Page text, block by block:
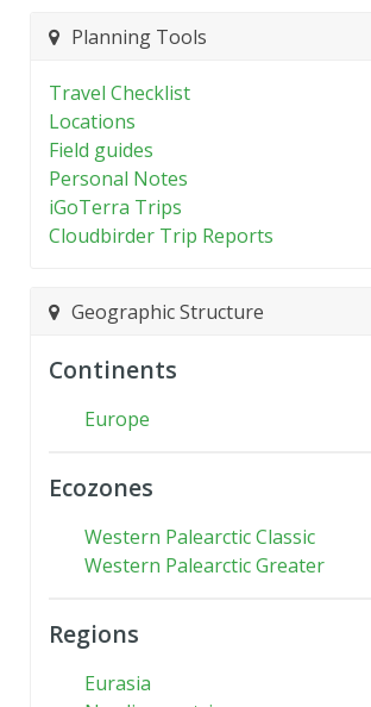
Planning Tools
Travel Checklist
Locations
Field guides
Personal Notes
iGoTerra Trips
Cloudbirder Trip Reports
Geographic Structure
Continents
Europe
Ecozones
Western Palearctic Classic
Western Palearctic Greater
Regions
Eurasia